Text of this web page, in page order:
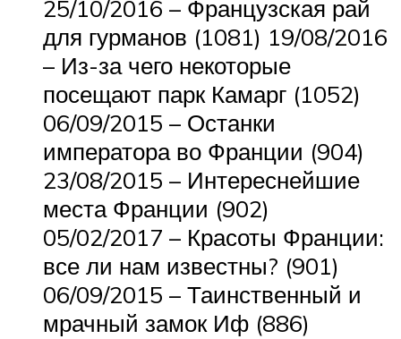
25/10/2016 – Французская рай
для гурманов (1081) 19/08/2016
– Из-за чего некоторые
посещают парк Камарг (1052)
06/09/2015 – Останки
императора во Франции (904)
23/08/2015 – Интереснейшие
места Франции (902)
05/02/2017 – Красоты Франции:
все ли нам известны? (901)
06/09/2015 – Таинственный и
мрачный замок Иф (886)